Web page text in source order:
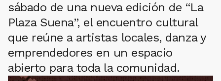
sábado de una nueva edición de “La
Plaza Suena”, el encuentro cultural
que reúne a artistas locales, danza y
emprendedores en un espacio
abierto para toda la comunidad.